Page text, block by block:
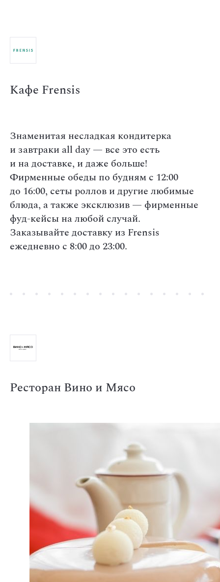
Кафе Frensis
Знаменитая несладкая кондитерка
и завтраки all day — все это есть
и на доставке, и даже больше!
Фирменные обеды по будням с 12:00
до 16:00, сеты роллов и другие любимые
блюда, а также эксклюзив — фирменные
фуд-кейсы на любой случай.
Заказывайте доставку из Frensis
ежедневно с 8:00 до 23:00.
Ресторан Вино и Мясо